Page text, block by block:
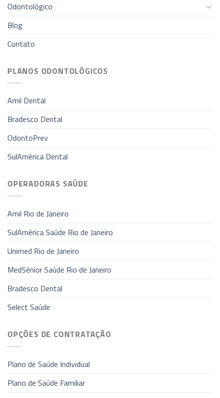
Odontológico
Blog
Contato
PLANOS ODONTOLÓGICOS
Amil Dental
Bradesco Dental
OdontoPrev
SulAmérica Dental
OPERADORAS SAÚDE
Amil Rio de Janeiro
SulAmérica Saúde Rio de Janeiro
Unimed Rio de Janeiro
MedSênior Saúde Rio de Janeiro
Bradesco Dental
Select Saúde
OPÇÕES DE CONTRATAÇÃO
Plano de Saúde Individual
Plano de Saúde Familiar